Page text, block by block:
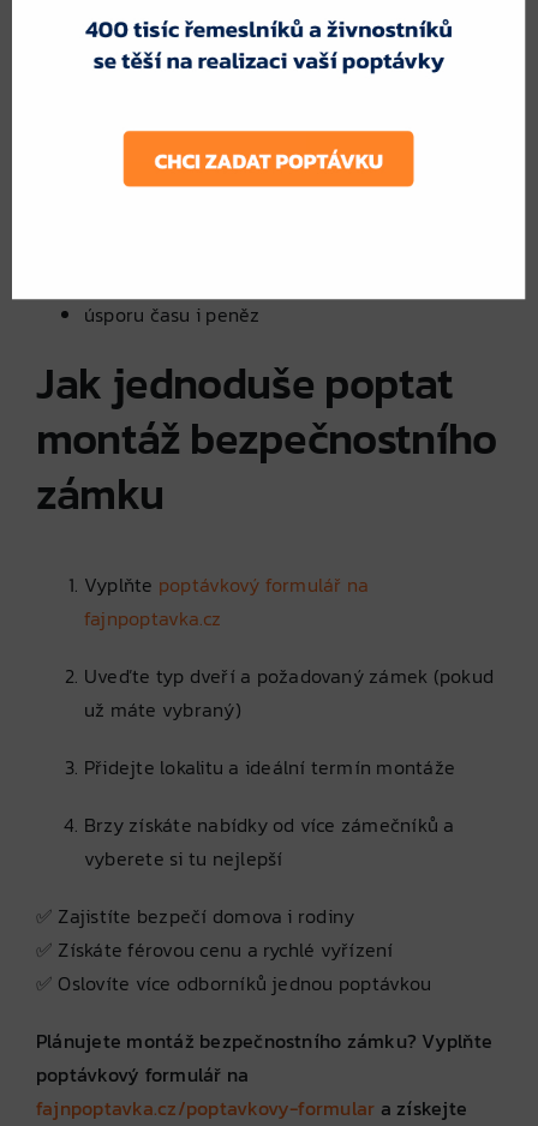
zámku. Poptáním více odborníků přes
fajnpoptavka.czzískáte:
nabídky od ověřených zámečníků
úsporu času i peněz
Jak jednoduše poptat
montáž bezpečnostního
zámku
Vyplňte poptávkový formulář na
fajnpoptavka.cz
Uveďte typ dveří a požadovaný zámek (pokud
už máte vybraný)
Přidejte lokalitu a ideální termín montáže
Brzy získáte nabídky od více zámečníků a
vyberete si tu nejlepší
✅ Zajistíte bezpečí domova i rodiny
✅ Získáte férovou cenu a rychlé vyřízení
✅ Oslovíte více odborníků jednou poptávkou
Plánujete montáž bezpečnostního zámku? Vyplňte
poptávkový formulář na
fajnpoptavka.cz/poptavkovy-formular a získejte